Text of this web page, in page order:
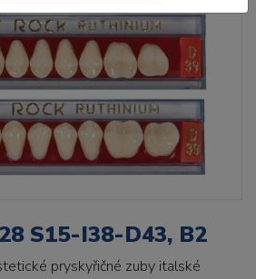
S15-I38-D43, B2
pryskyřičné zuby italské